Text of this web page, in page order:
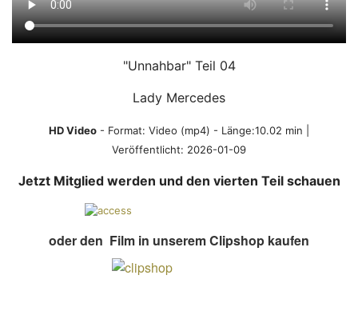
"Unnahbar" Teil 04
Lady Mercedes
HD Video - Format: Video (mp4) - Länge:10.02 min |
Veröffentlicht: 2026-01-09
Jetzt Mitglied werden und den vierten Teil schauen
oder den Film in unserem Clipshop kaufen